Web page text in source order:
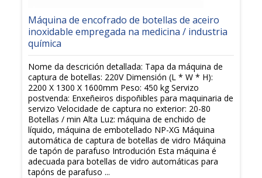
Máquina de encofrado de botellas de aceiro
inoxidable empregada na medicina / industria
química
Nome da descrición detallada: Tapa da máquina de
captura de botellas: 220V Dimensión (L * W * H):
2200 X 1300 X 1600mm Peso: 450 kg Servizo
postvenda: Enxeñeiros dispoñibles para maquinaria de
servizo Velocidade de captura no exterior: 20-80
Botellas / min Alta Luz: máquina de enchido de
líquido, máquina de embotellado NP-XG Máquina
automática de captura de botellas de vidro Máquina
de tapón de parafuso Introdución Esta máquina é
adecuada para botellas de vidro automáticas para
tapóns de parafuso ...